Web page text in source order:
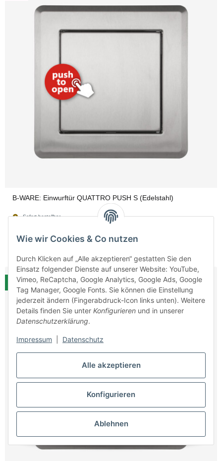
B-WARE: Einwurftür QUATTRO PUSH S (Edelstahl)
Sofort bestellbar
(DE - Ausland abweichend)
270,00 €*
Neu
Alle akzeptieren
Konfigurieren
Ablehnen
Wie wir Cookies & Co nutzen
Durch Klicken auf „Alle akzeptieren“ gestatten Sie den
Einsatz folgender Dienste auf unserer Website: YouTube,
Vimeo, ReCaptcha, Google Analytics, Google Ads, Google
Tag Manager, Google Fonts. Sie können die Einstellung
jederzeit ändern (Fingerabdruck-Icon links unten). Weitere
Details finden Sie unter Konfigurieren und in unserer
Datenschutzerklärung.
Impressum Datenschutz